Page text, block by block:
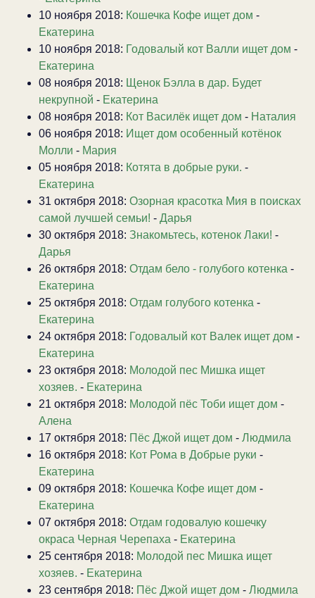
10 ноября 2018: Кошечка Кофе ищет дом -
Екатерина
10 ноября 2018: Годовалый кот Валли ищет дом -
Екатерина
08 ноября 2018: Щенок Бэлла в дар. Будет
некрупной - Екатерина
08 ноября 2018: Кот Василёк ищет дом - Наталия
06 ноября 2018: Ищет дом особенный котёнок
Молли - Мария
05 ноября 2018: Котята в добрые руки. -
Екатерина
31 октября 2018: Озорная красотка Мия в поисках
самой лучшей семьи! - Дарья
30 октября 2018: Знакомьтесь, котенок Лаки! -
Дарья
26 октября 2018: Отдам бело - голубого котенка -
Екатерина
25 октября 2018: Отдам голубого котенка -
Екатерина
24 октября 2018: Годовалый кот Валек ищет дом -
Екатерина
23 октября 2018: Молодой пес Мишка ищет
хозяев. - Екатерина
21 октября 2018: Молодой пёс Тоби ищет дом -
Алена
17 октября 2018: Пёс Джой ищет дом - Людмила
16 октября 2018: Кот Рома в Добрые руки -
Екатерина
09 октября 2018: Кошечка Кофе ищет дом -
Екатерина
07 октября 2018: Отдам годовалую кошечку
окраса Черная Черепаха - Екатерина
25 сентября 2018: Молодой пес Мишка ищет
хозяев. - Екатерина
23 сентября 2018: Пёс Джой ищет дом - Людмила